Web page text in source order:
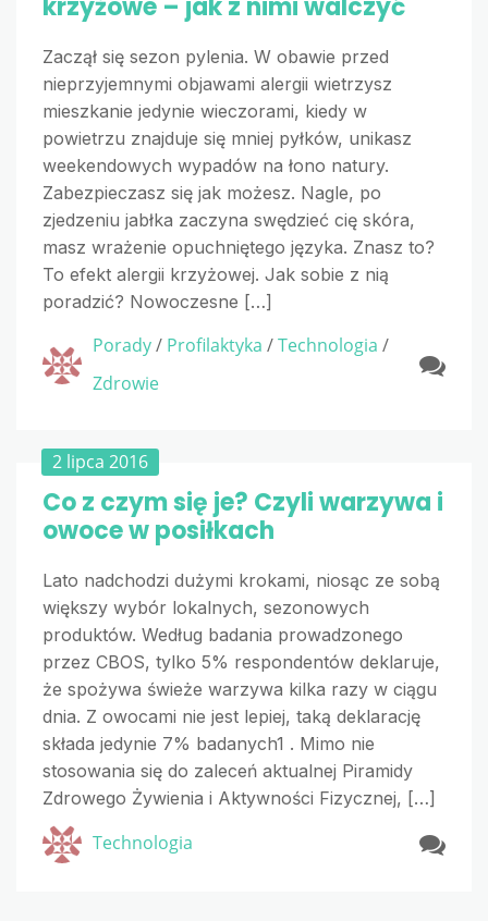
krzyżowe – jak z nimi walczyć
Zaczął się sezon pylenia. W obawie przed
nieprzyjemnymi objawami alergii wietrzysz
mieszkanie jedynie wieczorami, kiedy w
powietrzu znajduje się mniej pyłków, unikasz
weekendowych wypadów na łono natury.
Zabezpieczasz się jak możesz. Nagle, po
zjedzeniu jabłka zaczyna swędzieć cię skóra,
masz wrażenie opuchniętego języka. Znasz to?
To efekt alergii krzyżowej. Jak sobie z nią
poradzić? Nowoczesne […]
Porady/ Profilaktyka /Technologia /
Zdrowie
2 lipca 2016
Co z czym się je? Czyli warzywa i
owoce w posiłkach
Lato nadchodzi dużymi krokami, niosąc ze sobą
większy wybór lokalnych, sezonowych
produktów. Według badania prowadzonego
przez CBOS, tylko 5% respondentów deklaruje,
że spożywa świeże warzywa kilka razy w ciągu
dnia. Z owocami nie jest lepiej, taką deklarację
składa jedynie 7% badanych1 . Mimo nie
stosowania się do zaleceń aktualnej Piramidy
Zdrowego Żywienia i Aktywności Fizycznej, […]
Technologia